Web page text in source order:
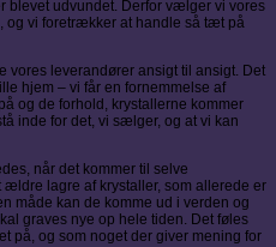
blevet udvundet. Derfor vælger vi vores
og vi foretrækker at handle så tæt på
vores leverandører ansigt til ansigt. Det
hjem – vi får en fornemmelse af
og de forhold, krystallerne kommer
inde for det, vi sælger, og at vi kan
når det kommer til selve
lagre af krystaller, som allerede er
måde kan de komme ud i verden og
graves nye op hele tiden. Det føles
på, og som noget der giver mening for